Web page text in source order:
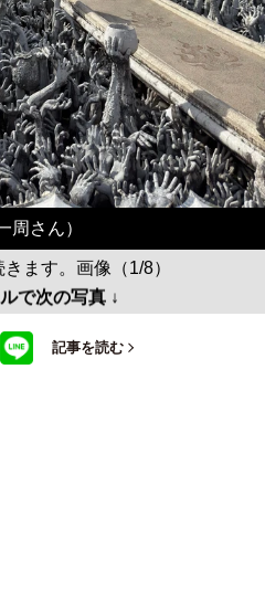
周さん）
ます。画像（1/8）
で次の写真 ↓
記事を読む